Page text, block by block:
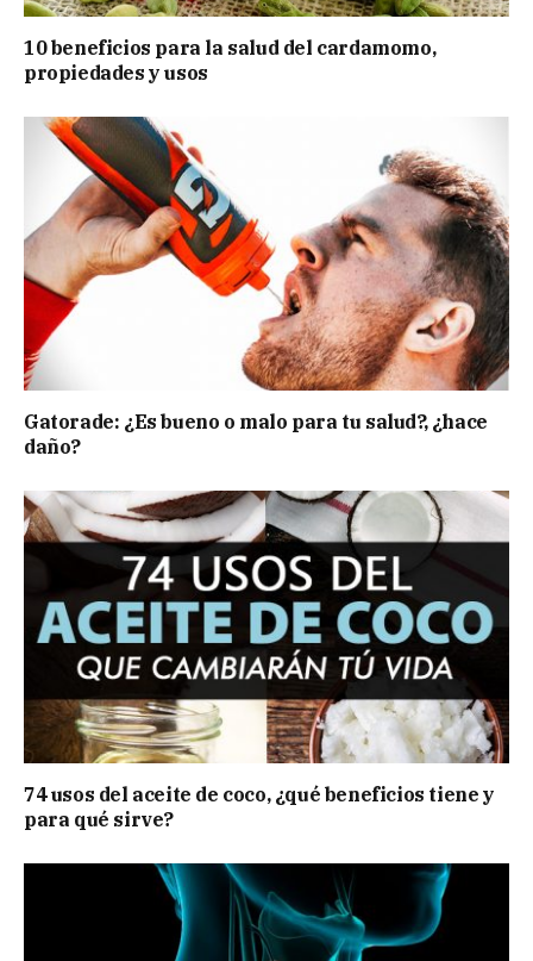
10 beneficios para la salud del cardamomo,
propiedades y usos
Gatorade: ¿Es bueno o malo para tu salud?, ¿hace
daño?
74 usos del aceite de coco, ¿qué beneficios tiene y
para qué sirve?